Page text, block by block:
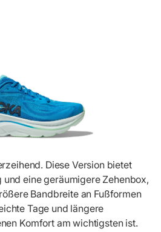
Diese Version bietet
eine geräumigere Zehenbox,
Bandbreite an Fußformen
Tage und längere
Komfort am wichtigsten ist.